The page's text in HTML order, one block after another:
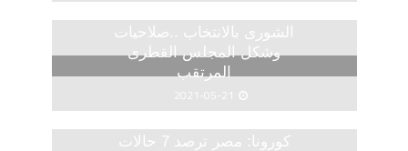
الشورى بالانتخاب ..صلاحيات
وشكل المجلس القطرى
المرتقب
2021-05-21
كورونا: مصر ترصد 7 حالات